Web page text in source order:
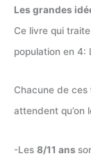
Les grandes
Ce livre qui
population en 4:
Chacune de ces
attendent qu’on
-Les 8/11 ans